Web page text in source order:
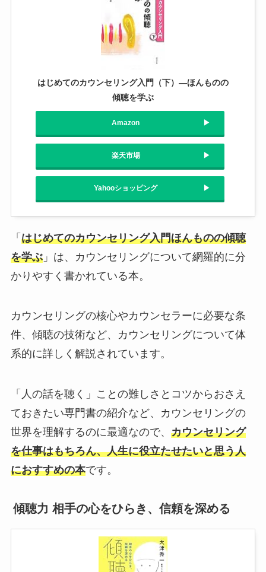
はじめてのカウンセリング入門（下）―ほんものの
傾聴を学ぶ
Amazon
楽天市場
Yahooショッピング
「 はじめてのカウンセリング入門ほんものの傾聴
を学ぶ」は、カウンセリングについて網羅的に分
かりやすく書かれている本。
カウンセリングの核心やカウンセラーに必要な条
件、傾聴の技術など、カウンセリングについて体
系的に詳しく解説されています。
「人の話を聴く」ことの難しさとコツからおさえ
ておきたい専門書の紹介など、カウンセリングの
世界を理解するのに最適なので、 カウンセリング
を仕事はもちろん、人生に役立たせたいと思う人
におすすめの本です。
傾聴力 相手の心をひらき、信頼を深める